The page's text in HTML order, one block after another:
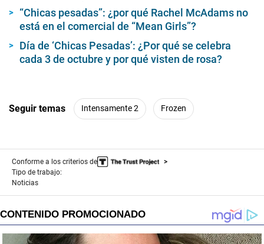
“Chicas pesadas”: ¿por qué Rachel McAdams no
está en el comercial de “Mean Girls”?
Día de ‘Chicas Pesadas’: ¿Por qué se celebra
cada 3 de octubre y por qué visten de rosa?
Seguir temas Intensamente 2 Frozen
Conforme a los criterios de
Tipo de trabajo:
Noticias